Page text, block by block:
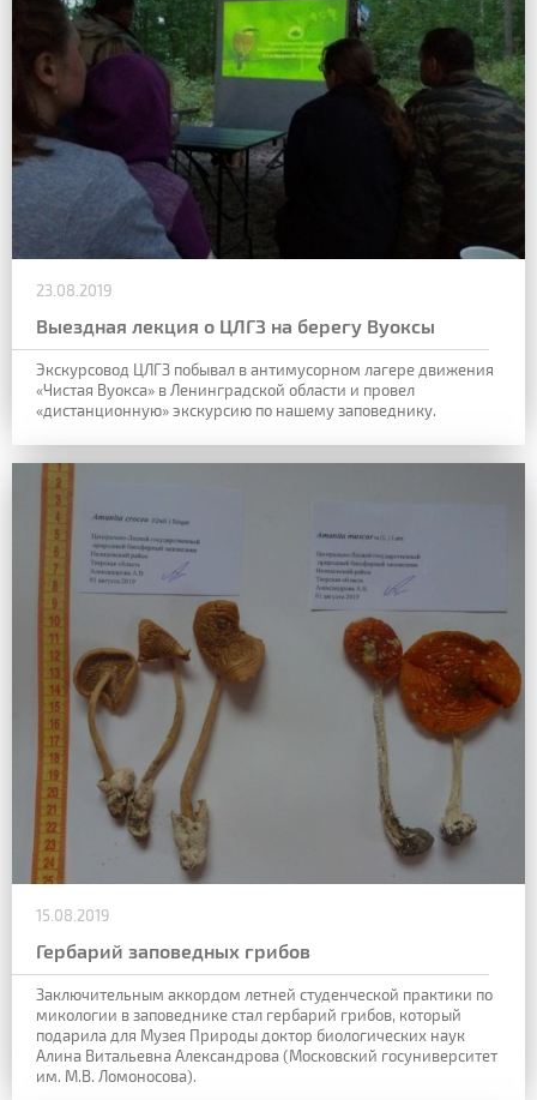
23.08.2019
Выездная лекция о ЦЛГЗ на берегу Вуоксы
Экскурсовод ЦЛГЗ побывал в антимусорном лагере движения
«Чистая Вуокса» в Ленинградской области и провел
«дистанционную» экскурсию по нашему заповеднику.
15.08.2019
Гербарий заповедных грибов
Заключительным аккордом летней студенческой практики по
микологии в заповеднике стал гербарий грибов, который
подарила для Музея Природы доктор биологических наук
Алина Витальевна Александрова(Московский госуниверситет
им. М.В. Ломоносова).